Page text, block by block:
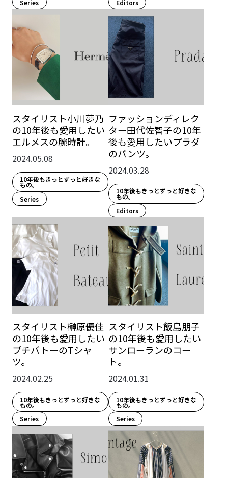
Series
Editors
スタイリスト小川夢乃
の10年後も愛用したい
エルメスの腕時計。
2024.05.08
10年後もきっとずっと好きな
もの。
Series
ファッションディレク
ター田代佐智子の10年
後も愛用したいプラダ
のパンツ。
2024.03.28
10年後もきっとずっと好きな
もの。
Editors
スタイリスト榊原優佳
の10年後も愛用したい
プチバトーのTシャ
ツ。
2024.02.25
10年後もきっとずっと好きな
もの。
Series
スタイリスト飯島朋子
の10年後も愛用したい
サンローランのコー
ト。
2024.01.31
10年後もきっとずっと好きな
もの。
Series